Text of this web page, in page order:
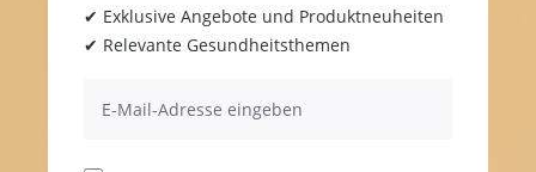
✔ Exklusive Angebote und Produktneuheiten
✔ Relevante Gesundheitsthemen